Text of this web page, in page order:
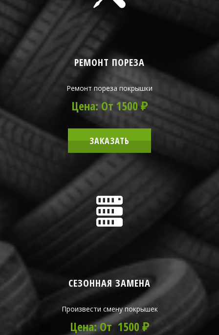
РЕМОНТ ПОРЕЗА
Ремонт пореза покрышки
Цена: От 1500 ₽
ЗАКАЗАТЬ
СЕЗОННАЯ ЗАМЕНА
Произвести смену покрышек
Цена: От 1500 ₽